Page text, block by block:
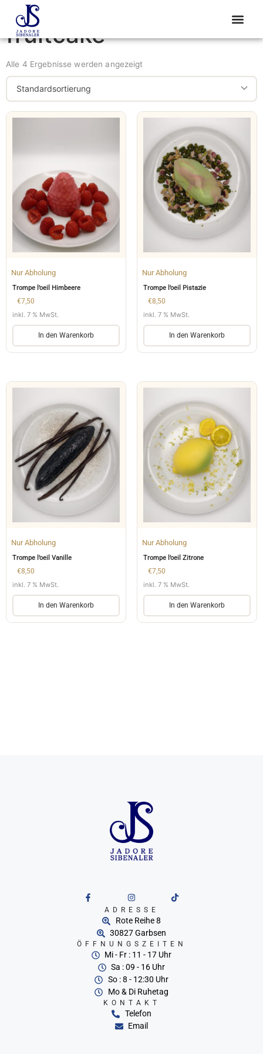
/ Produkte verschlagwortet mit „fruitcake“
fruitcake
Alle 4 Ergebnisse werden angezeigt
Nur Abholung
Trompe l’oeil Himbeere
€7,50
inkl. 7 % MwSt.
In den Warenkorb
Nur Abholung
Trompe l’oeil Pistazie
€8,50
inkl. 7 % MwSt.
In den Warenkorb
Nur Abholung
Trompe l’oeil Vanille
€8,50
inkl. 7 % MwSt.
In den Warenkorb
Nur Abholung
Trompe l’oeil Zitrone
€7,50
inkl. 7 % MwSt.
In den Warenkorb
ADRESSE
Rote Reihe 8
30827 Garbsen
ÖFFNUNGSZEITEN
Mi - Fr : 11 - 17 Uhr
Sa : 09 - 16 Uhr
So : 8 - 12:30 Uhr
Mo & Di Ruhetag
KONTAKT
Telefon
Email